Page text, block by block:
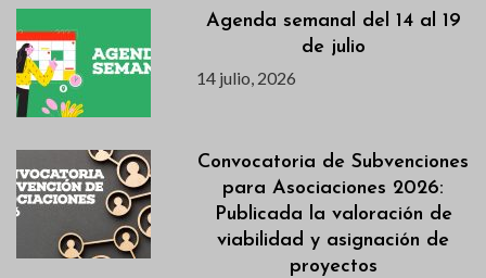
Agenda semanal del 14 al 19
de julio
14 julio, 2026
Convocatoria de Subvenciones
para Asociaciones 2026:
Publicada la valoración de
viabilidad y asignación de
proyectos